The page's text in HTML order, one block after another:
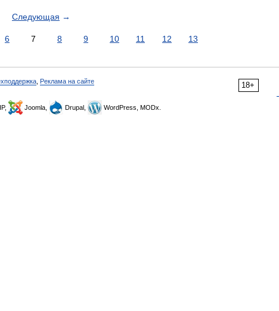
Следующая →
6 7 8 9 10 11 12 13
18+
Реклама на сайте
Joomla, Drupal, WordPress, MODx.